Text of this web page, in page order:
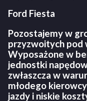
Ford Fiesta
Pozostajemy w
przyzwoitych pod
Wyposażone w
jednostki
zwłaszcza w
młodego
jazdy i niskie